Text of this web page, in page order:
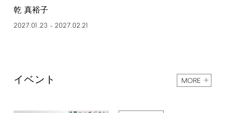
乾 真裕子
2027.01.23 – 2027.02.21
イベント MORE